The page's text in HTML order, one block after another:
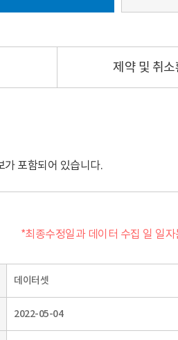
제약 및 취
가 포함되어 있습니다.
*최종수정일과 데이터 수집 일 일
데이터셋
2022-05-04